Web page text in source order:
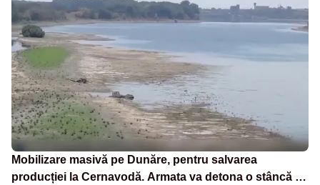
Mobilizare masivă pe Dunăre, pentru salvarea
producției la Cernavodă. Armata va detona o stâncă și